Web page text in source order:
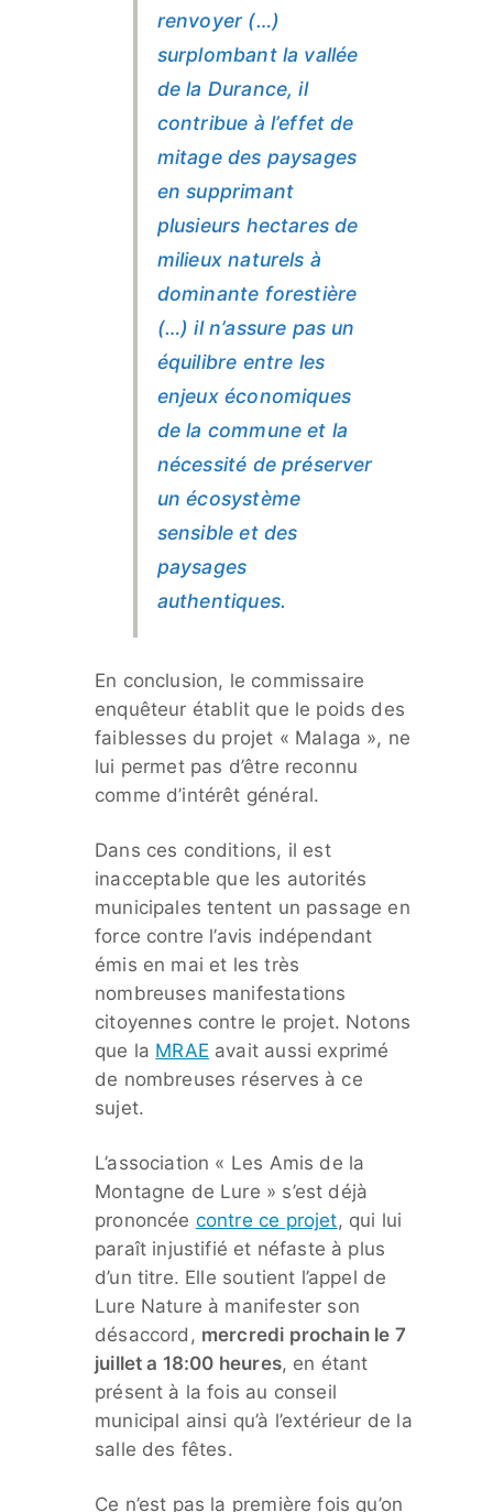
renvoyer (…)
surplombant la vallée
de la Durance, il
contribue à l’effet de
mitage des paysages
en supprimant
plusieurs hectares de
milieux naturels à
dominante forestière
(…) il n’assure pas un
équilibre entre les
enjeux économiques
de la commune et la
nécessité de préserver
un écosystème
sensible et des
paysages
authentiques.
En conclusion, le commissaire
enquêteur établit que le poids des
faiblesses du projet « Malaga », ne
lui permet pas d’être reconnu
comme d’intérêt général.
Dans ces conditions, il est
inacceptable que les autorités
municipales tentent un passage en
force contre l’avis indépendant
émis en mai et les très
nombreuses manifestations
citoyennes contre le projet. Notons
que la MRAE avait aussi exprimé
de nombreuses réserves à ce
sujet.
L’association « Les Amis de la
Montagne de Lure » s’est déjà
prononcée contre ce projet, qui lui
paraît injustifié et néfaste à plus
d’un titre. Elle soutient l’appel de
Lure Nature à manifester son
désaccord, mercredi prochain le 7
juillet a 18:00 heures, en étant
présent à la fois au conseil
municipal ainsi qu’à l’extérieur de la
salle des fêtes.
Ce n’est pas la première fois qu’on